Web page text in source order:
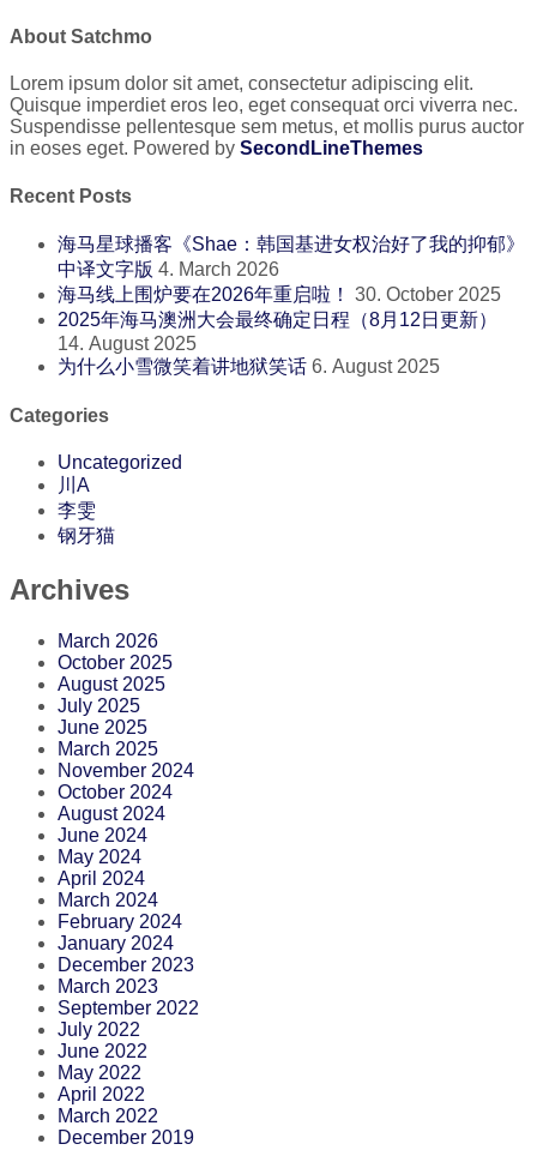
About Satchmo
Lorem ipsum dolor sit amet, consectetur adipiscing elit.
Quisque imperdiet eros leo, eget consequat orci viverra nec.
Suspendisse pellentesque sem metus, et mollis purus auctor
in eoses eget. Powered by SecondLineThemes
Recent Posts
海马星球播客《Shae：韩国基进女权治好了我的抑郁》
中译文字版 4. March 2026
海马线上围炉要在2026年重启啦！
30. October 2025
2025年海马澳洲大会最终确定日程（8月12日更新）
14. August 2025
为什么小雪微笑着讲地狱笑话 6. August 2025
Categories
Uncategorized
川A
李雯
钢牙猫
Archives
March 2026
October 2025
August 2025
July 2025
June 2025
March 2025
November 2024
October 2024
August 2024
June 2024
May 2024
April 2024
March 2024
February 2024
January 2024
December 2023
March 2023
September 2022
July 2022
June 2022
May 2022
April 2022
March 2022
December 2019